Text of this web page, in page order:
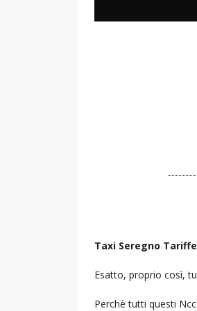
Taxi Seregno Tariffe
Esatto, proprio così,
Perchè tutti questi